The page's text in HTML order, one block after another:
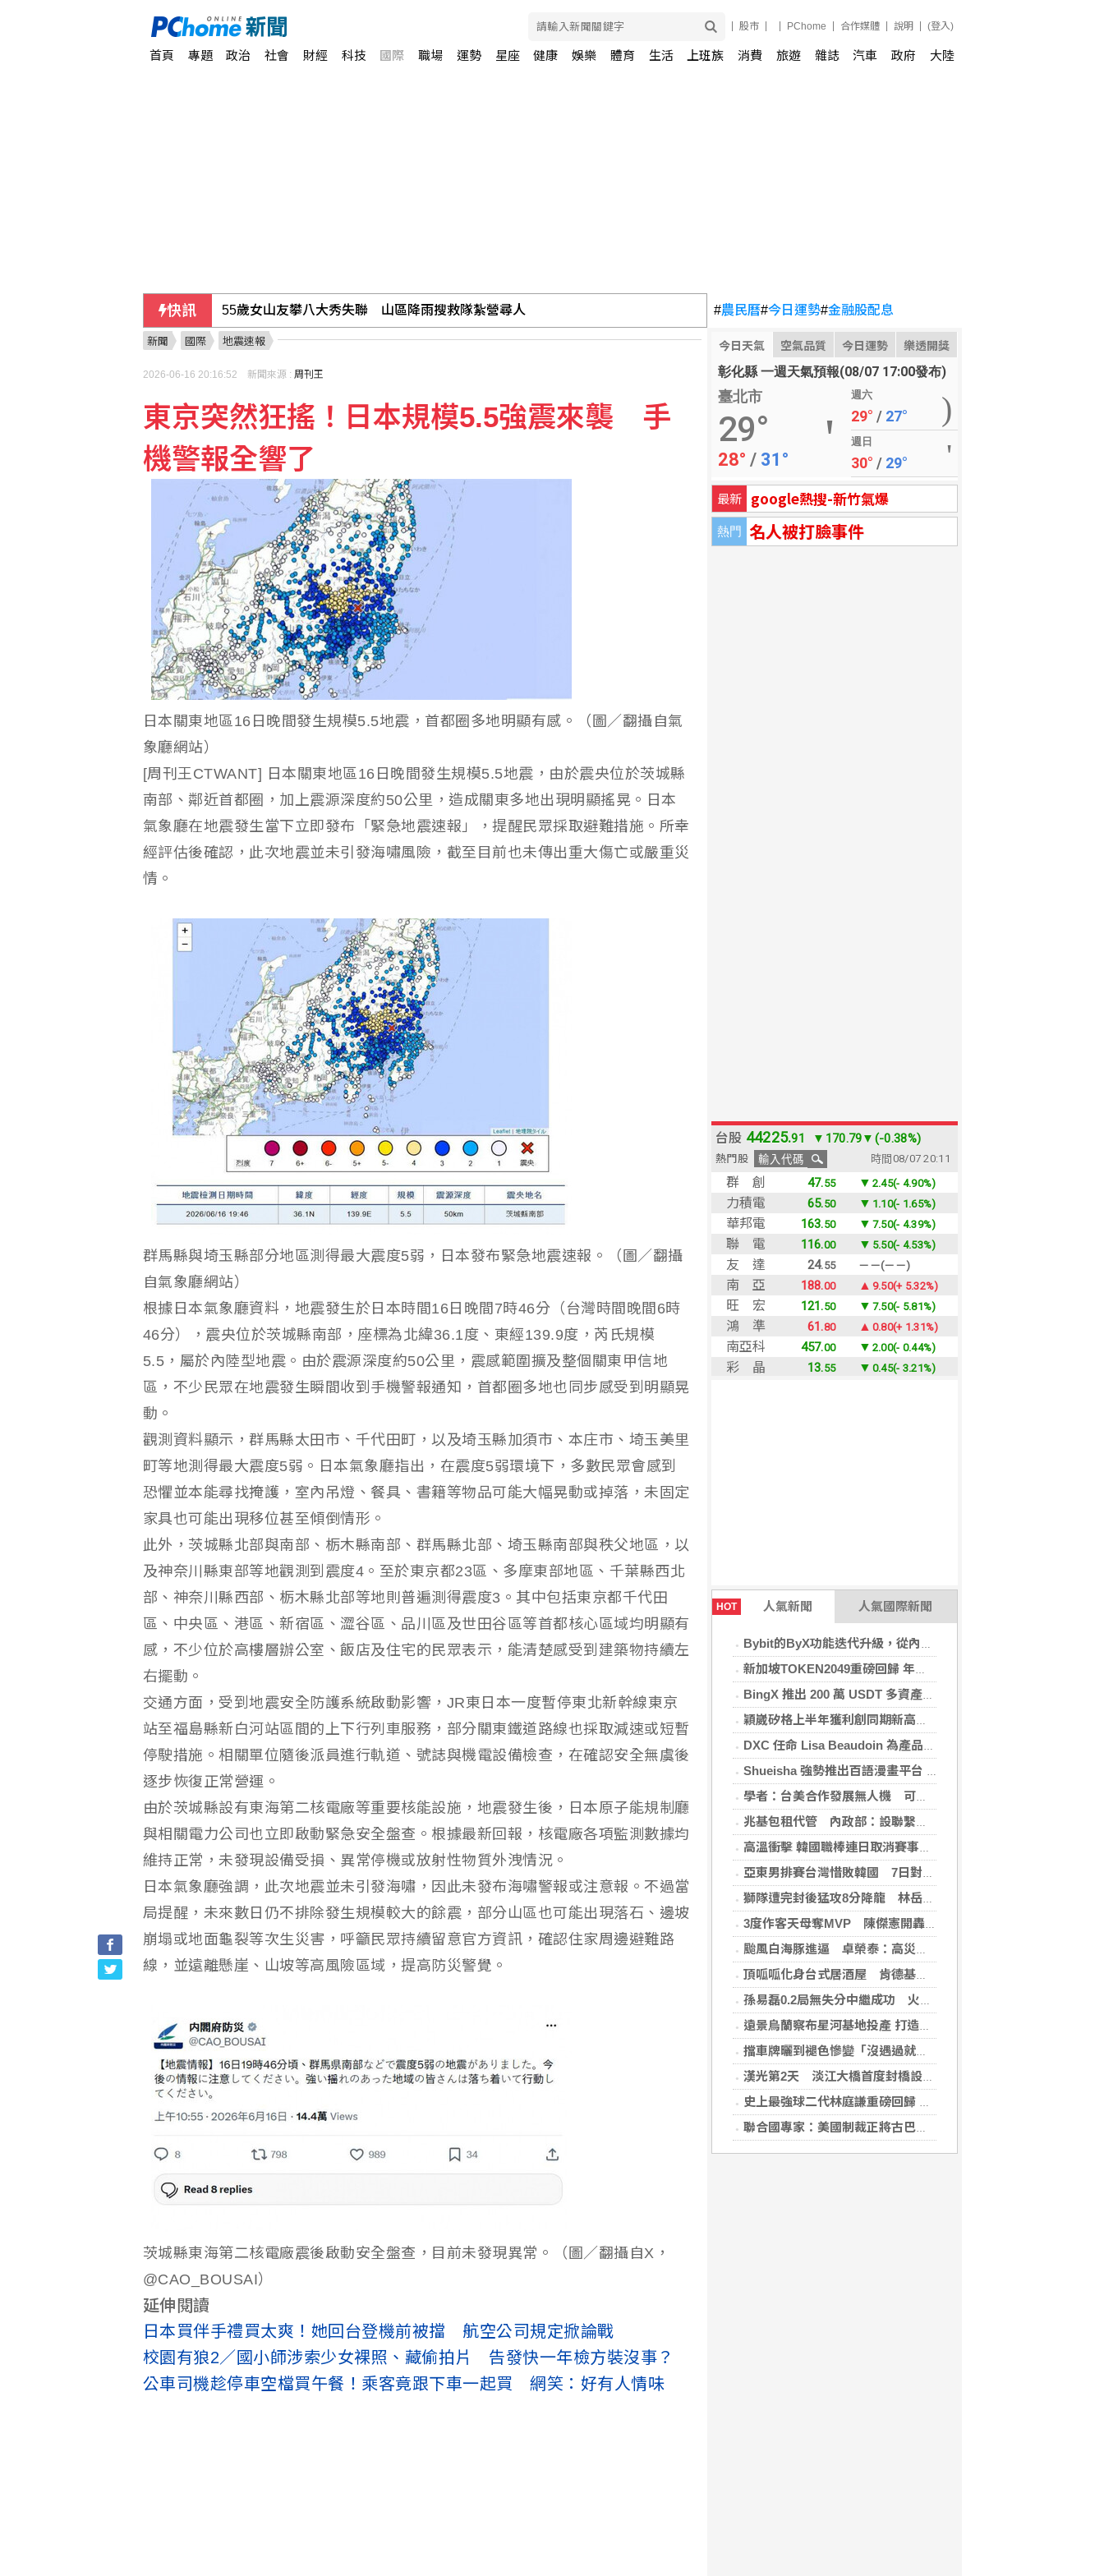
股市 PChome 合作媒體 說明 (登入)
首頁 專題 政治 社會 財經 科技 國際 職場 運勢 星座 健康 娛樂 體育 生活 上班族 消費 旅遊 雜誌 汽車 政府 大陸
快訊
富邦人壽攜手悍將推觀賽平權 邀身障、親子看球
閎康7月營收創新高 AI升級和半導體先進製程驅動
林佳龍午宴美智庫訪團 強調台灣是不可或缺夥伴
#農民曆#今日運勢#金融股配息
今日天氣 空氣品質 今日運勢 樂透開獎
彰化縣 一週天氣預報(08/07 17:00發布)
臺北市
29°
28° / 31°
週六
29° / 27°
週日
30° / 29°
最新 google熱搜-新竹氣爆
熱門 名人被打臉事件
HOT 人氣新聞 人氣國際新聞
Bybit的ByX功能迭代升級，從內容平台全面進化為社交交易樞紐，新增多項特色功能
新加坡TOKEN2049重磅回歸 年度行業頂級盛會再度啟幕
BingX 推出 200 萬 USDT 多資產交易活動，聚焦當前最受關注的市場趨勢
穎崴矽格上半年獲利創同期新高 AI先進製程需求帶動
DXC 任命 Lisa Beaudoin 為產品總監，以加速產品導向型增長
Shueisha 強勢推出百語漫畫平台 MANGA MILLION 大舉進軍全球市場
學者：台美合作發展無人機 可降對中依賴強化嚇阻
兆基包租代管 內政部：設聯繫諮詢窗口統一受理
高溫衝擊 韓國職棒連日取消賽事、11日起晚間7時開打
亞東男排賽台灣惜敗韓國 7日對戰日本拚4強
獅隊遭完封後猛攻8分降龍 林岳平：總是要發揮
3度作客天母奪MVP 陳傑憲開轟擊退雙殺心魔
颱風白海豚進逼 卓榮泰：高災害潛勢區加強預防性整備
頂呱呱化身台式居酒屋 肯德基聯名EVA攻漫迷
孫易磊0.2局無失分中繼成功 火腿擊敗軟銀
遠景烏蘭察布星河基地投產 打造吉瓦級AI基礎設施新模式
擋車牌曬到褪色慘變「沒遇過就好了」！崔始源親朝聖崩潰喊：記得常換照片
漢光第2天 淡江大橋首度封橋設3防線阻敵直衝中樞
史上最強球二代林庭謙重磅回歸 林庭謙可否取代雙林成為戰神吸鈔機?
聯合國專家：美國制裁正將古巴推入全面危機
新聞 國際 地震速報
2026-06-16 20:16:52 新聞來源 : 周刊王
東京突然狂搖！日本規模5.5強震來襲 手
機警報全響了
日本關東地區16日晚間發生規模5.5地震，首都圈多地明顯有感。（圖／翻攝自氣
象廳網站）
[周刊王CTWANT] 日本關東地區16日晚間發生規模5.5地震，由於震央位於茨城縣
南部、鄰近首都圈，加上震源深度約50公里，造成關東多地出現明顯搖晃。日本
氣象廳在地震發生當下立即發布「緊急地震速報」，提醒民眾採取避難措施。所幸
經評估後確認，此次地震並未引發海嘯風險，截至目前也未傳出重大傷亡或嚴重災
情。
群馬縣與埼玉縣部分地區測得最大震度5弱，日本發布緊急地震速報。（圖／翻攝
自氣象廳網站）
根據日本氣象廳資料，地震發生於日本時間16日晚間7時46分（台灣時間晚間6時
46分），震央位於茨城縣南部，座標為北緯36.1度、東經139.9度，芮氏規模
5.5，屬於內陸型地震。由於震源深度約50公里，震感範圍擴及整個關東甲信地
區，不少民眾在地震發生瞬間收到手機警報通知，首都圈多地也同步感受到明顯晃
動。
觀測資料顯示，群馬縣太田市、千代田町，以及埼玉縣加須市、本庄市、埼玉美里
町等地測得最大震度5弱。日本氣象廳指出，在震度5弱環境下，多數民眾會感到
恐懼並本能尋找掩護，室內吊燈、餐具、書籍等物品可能大幅晃動或掉落，未固定
家具也可能出現移位甚至傾倒情形。
此外，茨城縣北部與南部、栃木縣南部、群馬縣北部、埼玉縣南部與秩父地區，以
及神奈川縣東部等地觀測到震度4。至於東京都23區、多摩東部地區、千葉縣西北
部、神奈川縣西部、栃木縣北部等地則普遍測得震度3。其中包括東京都千代田
區、中央區、港區、新宿區、澀谷區、品川區及世田谷區等首都核心區域均明顯有
感，不少位於高樓層辦公室、飯店及住宅的民眾表示，能清楚感受到建築物持續左
右擺動。
交通方面，受到地震安全防護系統啟動影響，JR東日本一度暫停東北新幹線東京
站至福島縣新白河站區間的上下行列車服務，部分關東鐵道路線也採取減速或短暫
停駛措施。相關單位隨後派員進行軌道、號誌與機電設備檢查，在確認安全無虞後
逐步恢復正常營運。
由於茨城縣設有東海第二核電廠等重要核能設施，地震發生後，日本原子能規制廳
與相關電力公司也立即啟動緊急安全盤查。根據最新回報，核電廠各項監測數據均
維持正常，未發現設備受損、異常停機或放射性物質外洩情況。
日本氣象廳強調，此次地震並未引發海嘯，因此未發布海嘯警報或注意報。不過當
局提醒，未來數日仍不排除發生規模較大的餘震，部分山區也可能出現落石、邊坡
崩塌或地面龜裂等次生災害，呼籲民眾持續留意官方資訊，確認住家周邊避難路
線，並遠離懸崖、山坡等高風險區域，提高防災警覺。
茨城縣東海第二核電廠震後啟動安全盤查，目前未發現異常。（圖／翻攝自X，
@CAO_BOUSAI）
延伸閱讀
日本買伴手禮買太爽！她回台登機前被擋 航空公司規定掀論戰
校園有狼2／國小師涉索少女裸照、藏偷拍片 告發快一年檢方裝沒事？
公車司機趁停車空檔買午餐！乘客竟跟下車一起買 網笑：好有人情味